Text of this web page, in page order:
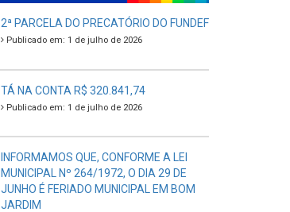
2ª PARCELA DO PRECATÓRIO DO FUNDEF
Publicado em: 1 de julho de 2026
TÁ NA CONTA R$ 320.841,74
Publicado em: 1 de julho de 2026
INFORMAMOS QUE, CONFORME A LEI
MUNICIPAL Nº 264/1972, O DIA 29 DE
JUNHO É FERIADO MUNICIPAL EM BOM
JARDIM